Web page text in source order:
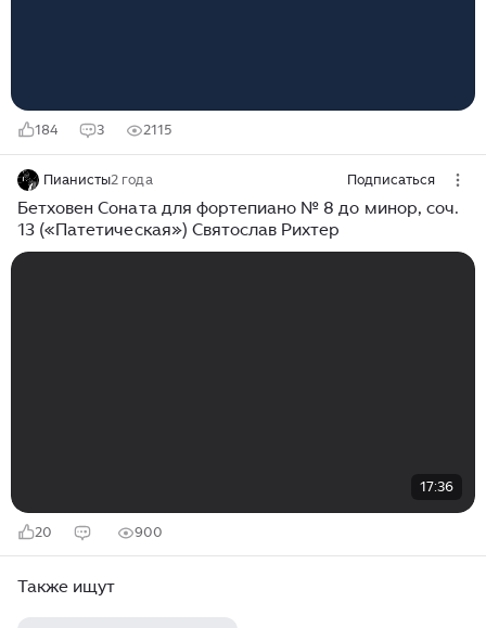
184 3 2115
Пианисты2 года Подписаться
Бетховен Соната для фортепиано № 8 до минор, cоч.
13 («Патетическая») Святослав Рихтер
17:36
20 900
Также ищут